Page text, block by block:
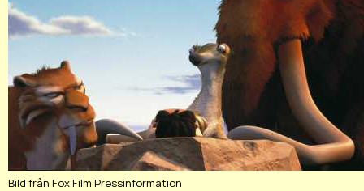
Bild från Fox Film Pressinformation